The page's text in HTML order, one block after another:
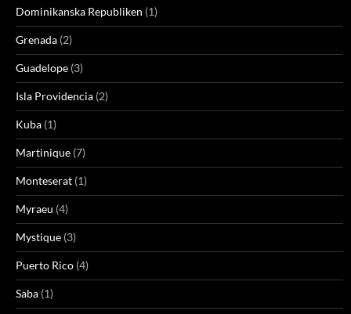
Dominikanska Republiken (1)
Grenada (2)
Guadelope (3)
Isla Providencia (2)
Kuba (1)
Martinique (7)
Monteserat (1)
Myraeu (4)
Mystique (3)
Puerto Rico (4)
Saba (1)